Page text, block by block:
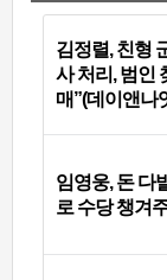
김정렬, 친형
사 처리, 범인
매”(데이앤나
임영웅, 돈 다
로 수당 챙겨